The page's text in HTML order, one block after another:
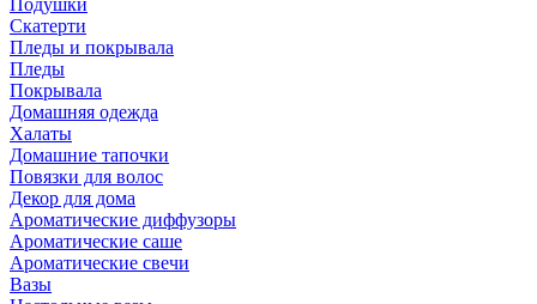
Подушки
Скатерти
Пледы и покрывала
Пледы
Покрывала
Домашняя одежда
Халаты
Домашние тапочки
Повязки для волос
Декор для дома
Ароматические диффузоры
Ароматические саше
Ароматические свечи
Вазы